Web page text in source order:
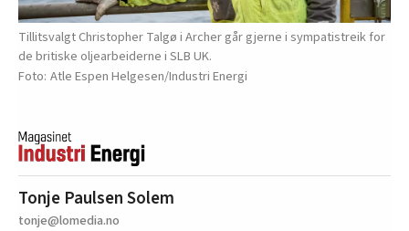
Tillitsvalgt Christopher Talgø i Archer går gjerne i sympatistreik for
de britiske oljearbeiderne i SLB UK.
Atle Espen Helgesen/Industri Energi
Tonje Paulsen Solem
tonje@lomedia.no